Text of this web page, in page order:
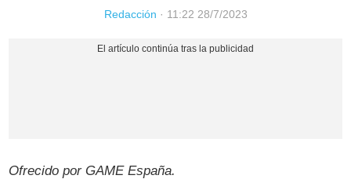
Redacción · 11:22 28/7/2023
Ofrecido por GAME España.